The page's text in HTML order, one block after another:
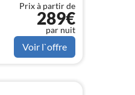
Prix à partir de
289€
par nuit
Voir l`offre